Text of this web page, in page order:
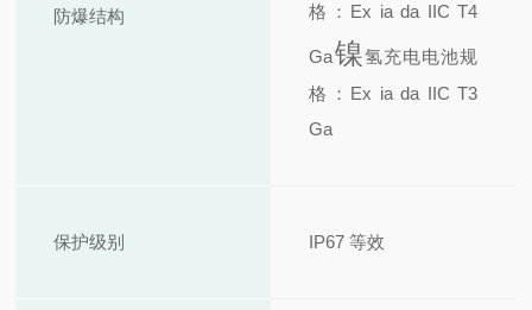
防爆结构 格：Ex ia da IIC T4
Ga镍氢充电电池规
格：Ex ia da IIC T3
Ga
保护级别 IP67 等效